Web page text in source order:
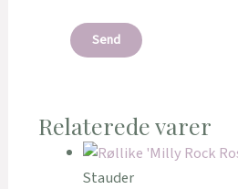
Relaterede varer
Stauder